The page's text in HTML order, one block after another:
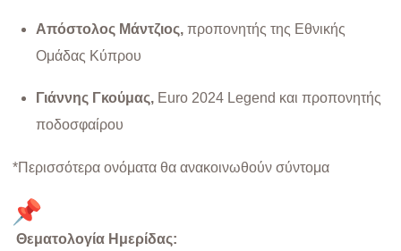
Απόστολος Μάντζιος, προπονητής της Εθνικής
Ομάδας Κύπρου
Γιάννης Γκούμας, Euro 2024 Legend και προπονητής
ποδοσφαίρου
*Περισσότερα ονόματα θα ανακοινωθούν σύντομα
Θεματολογία Ημερίδας: